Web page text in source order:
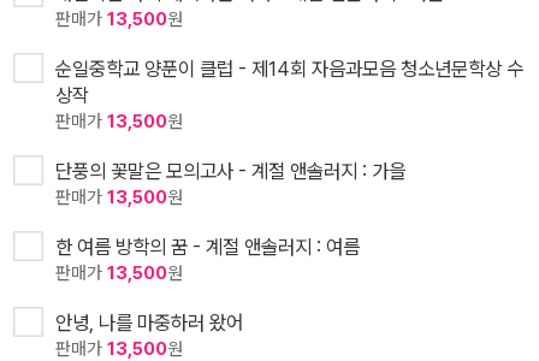
판매가 13,500원
순일중학교 양푼이 클럽 - 제14회 자음과모음 청소년문학상 수
상작
판매가 13,500원
단풍의 꽃말은 모의고사 - 계절 앤솔러지 : 가을
판매가 13,500원
한 여름 방학의 꿈 - 계절 앤솔러지 : 여름
판매가 13,500원
안녕, 나를 마중하러 왔어
판매가 13,500원